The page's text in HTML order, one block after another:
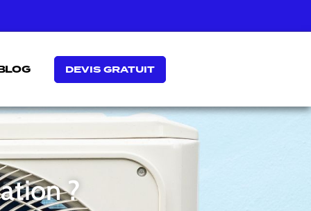
DEVIS GRATUIT
?